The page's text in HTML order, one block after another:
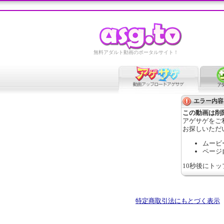
無料アダルト動画のポータルサイト！
エラー内容
この動画は削
アゲサゲをご
お探しいただ
ムービ
ページ
10秒後にト
特定商取引法にもとづく表示